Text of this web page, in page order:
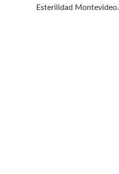
Esterilidad Montevideo.